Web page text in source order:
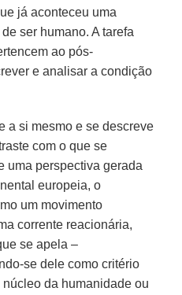
já aconteceu uma
ser humano. A tarefa
ao pós-
e analisar a condição
a si mesmo e se descreve
com o que se
uma perspectiva gerada
europeia, o
um movimento
corrente reacionária,
se apela –
se dele como critério
da humanidade ou